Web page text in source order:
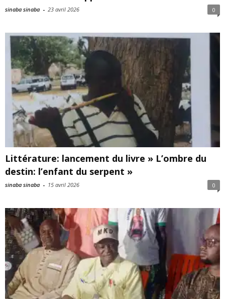
sinaba sinaba - 23 avril 2026 0
Littérature: lancement du livre » L’ombre du
destin: l’enfant du serpent »
sinaba sinaba - 15 avril 2026 0